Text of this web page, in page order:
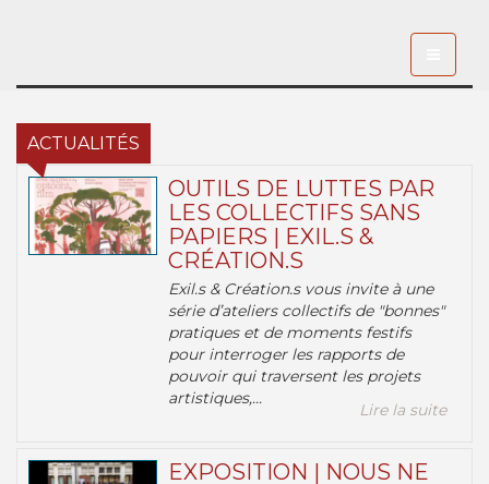
ACTUALITÉS
OUTILS DE LUTTES PAR
LES COLLECTIFS SANS
PAPIERS | EXIL.S &
CRÉATION.S
Exil.s & Création.s vous invite à une
série d’ateliers collectifs de "bonnes"
pratiques et de moments festifs
pour interroger les rapports de
pouvoir qui traversent les projets
artistiques,...
Lire la suite
EXPOSITION | NOUS NE